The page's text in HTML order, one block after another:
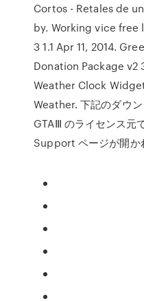
Cortos - Retales de
by. Working vice
3 1.1 Apr 11, 2014.
Donation Package v2
Weather Clock
Weather. 下記のダウ
GTAⅢ のライセンス元
Support ページが開か